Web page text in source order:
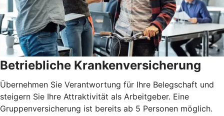
Betriebliche Krankenversicherung
Übernehmen Sie Verantwortung für Ihre Belegschaft und
steigern Sie Ihre Attraktivität als Arbeitgeber. Eine
Gruppenversicherung ist bereits ab 5 Personen möglich.